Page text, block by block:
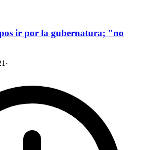
ir por la gubernatura; "no
·